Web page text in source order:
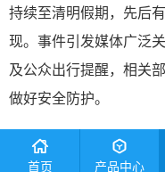
持续至清明假期，先后
现。事件引发媒体广泛
及公众出行提醒，相关
做好安全防护。
二、舆情
首页 产品中心